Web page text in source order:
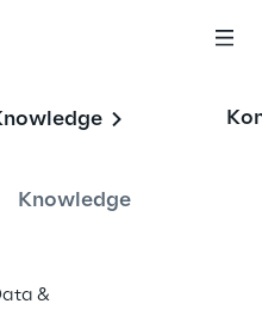
Knowledge
&
zu